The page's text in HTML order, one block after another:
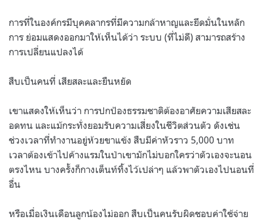
การที่ในองค์กรมีบุคคลากรที่มีความกล้าหาญและยึดมั่นในหลัก
การ ย่อมแสดงออกมาให้เห็นได้ว่า ระบบ (ที่ไม่ดี) สามารถสร้าง
การเปลี่ยนแปลงได้
สืบเป็นคนที่ เสียสละและยืนหยัด
เขาแสดงให้เห็นว่า การปกป้องธรรมชาติต้องอาศัยความเสียสละ
อดทน และแม้กระทั่งยอมรับความเสี่ยงในชีวิตส่วนตัว ดังเช่น
ช่วงเวลาที่ทำงานอยู่ห้วยขาแข้ง สืบมีค่าหัวราว 5,000 บาท
เวลาต้องเข้าไปค้างแรมในป่าเขามักไม่บอกใครว่าตัวเองจะนอน
ตรงไหน บางครั้งก็กางเต็นท์ทิ้งไว้เปล่าๆ แล้วพาตัวเองไปนอนที่
อื่น
หรือเมื่อเงินเดือนลูกน้องไม่ออก สืบเป็นคนรับผิดชอบค่าใช้จ่าย